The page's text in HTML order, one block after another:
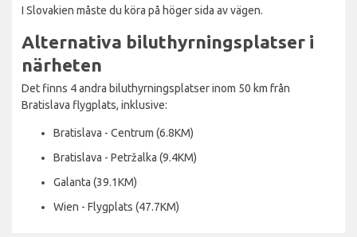
I Slovakien måste du köra på höger sida av vägen.
Alternativa biluthyrningsplatser i
närheten
Det finns 4 andra biluthyrningsplatser inom 50 km från
Bratislava flygplats, inklusive:
Bratislava - Centrum (6.8KM)
Bratislava - Petržalka (9.4KM)
Galanta (39.1KM)
Wien - Flygplats (47.7KM)